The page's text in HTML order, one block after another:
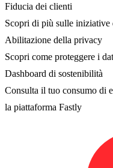
Fiducia dei clienti
Scopri di più sulle
Abilitazione della privacy
Scopri come proteggere i
Dashboard di sostenibilità
Consulta il tuo consumo di
la piattaforma Fastly